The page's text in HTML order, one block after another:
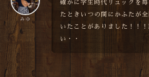
みゆ
確かに学生時代リュックを
たときいつの間にかふたが
いたことがありました！！！
い・・